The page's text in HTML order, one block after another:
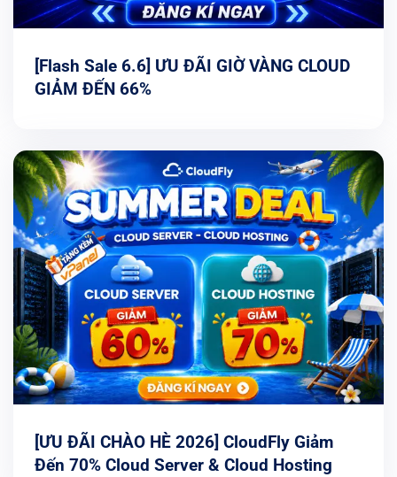
[Flash Sale 6.6] ƯU ĐÃI GIỜ VÀNG CLOUD
GIẢM ĐẾN 66%
[ƯU ĐÃI CHÀO HÈ 2026] CloudFly Giảm
Đến 70% Cloud Server & Cloud Hosting